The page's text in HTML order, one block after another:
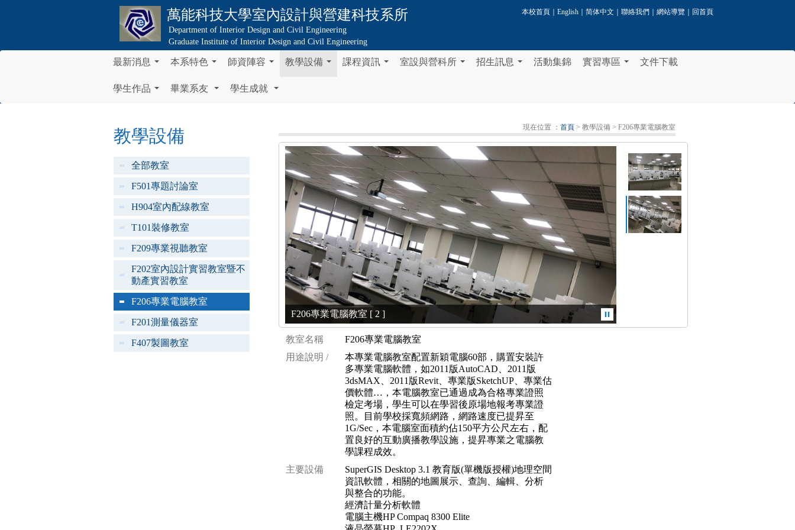
萬能科技大學室內設計與營建科技系所
Department of Interior Design and Civil Engineering
Graduate Institute of Interior Design and Civil Engineering
本校首頁 ｜English ｜简体中文 ｜聯絡我們 ｜網站導覽 回首頁
最新消息 本系特色 師資陣容 教學設備 課程資訊 室設與營科所 招生訊息 活動集錦 實習專區 文件下載
學生作品 畢業系友 學生成就
教學設備
全部教室
F501專題討論室
H904室內配線教室
T101裝修教室
F209專業視聽教室
F202室內設計實習教室暨不
動產實習教室
F206專業電腦教室
F201測量儀器室
F407製圖教室
現在位置 ： 首頁 > 教學設備 > F206專業電腦教室
F206專業電腦教室 [ 2 ]
教室名稱
F206專業電腦教室
用途說明 /
本專業電腦教室配置新穎電腦60部，購置安裝許
多專業電腦軟體，如2011版AutoCAD、2011版
3dsMAX、2011版Revit、專業版SketchUP、專業估
價軟體…，本電腦教室已通過成為合格專業證照
檢定考場，學生可以在學習後原場地報考專業證
照。目前學校採寬頻網路，網路速度已提昇至
1G/Sec，本電腦室面積約佔150平方公尺左右，配
置良好的互動廣播教學設施，提昇專業之電腦教
學課程成效。
主要設備
SuperGIS Desktop 3.1 教育版(單機版授權)地理空間
資訊軟體，相關的地圖展示、查詢、編輯、分析
與整合的功能。
經濟計量分析軟體
電腦主機HP Compaq 8300 Elite